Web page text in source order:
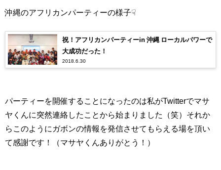
沖縄のアフリカンパーティーの様子☟
祝！アフリカンパーティーin 沖縄 ローカルパワーで
大成功だった！
2018.6.30
パーティーを開催することになったのは私がTwitterでマサ
ヤくんに突然連絡したことから始まりました（笑）それか
らこのようにガボンの情報を発信させてもらえる場を頂い
て感謝です！（マサヤくんありがとう！）